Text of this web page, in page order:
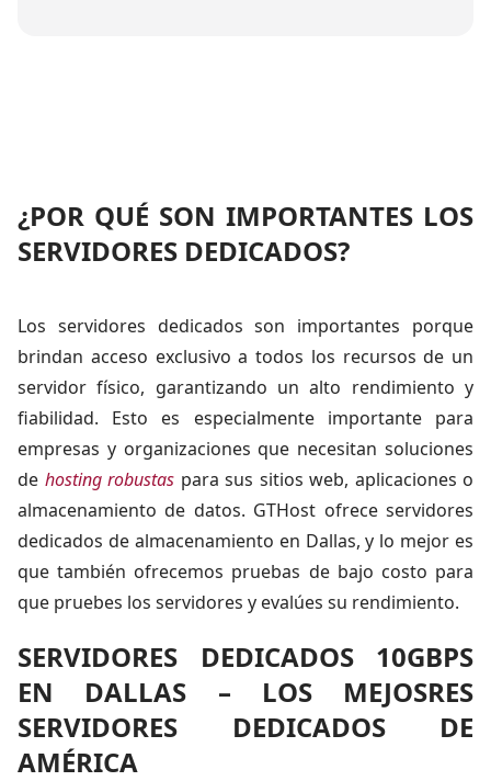
¿POR QUÉ SON IMPORTANTES LOS
SERVIDORES DEDICADOS?
Los servidores dedicados son importantes porque
brindan acceso exclusivo a todos los recursos de un
servidor físico, garantizando un alto rendimiento y
fiabilidad. Esto es especialmente importante para
empresas y organizaciones que necesitan soluciones
de hosting robustas para sus sitios web, aplicaciones o
almacenamiento de datos. GTHost ofrece servidores
dedicados de almacenamiento en Dallas, y lo mejor es
que también ofrecemos pruebas de bajo costo para
que pruebes los servidores y evalúes su rendimiento.
SERVIDORES DEDICADOS 10GBPS
EN DALLAS – LOS MEJOSRES
SERVIDORES DEDICADOS DE
AMÉRICA